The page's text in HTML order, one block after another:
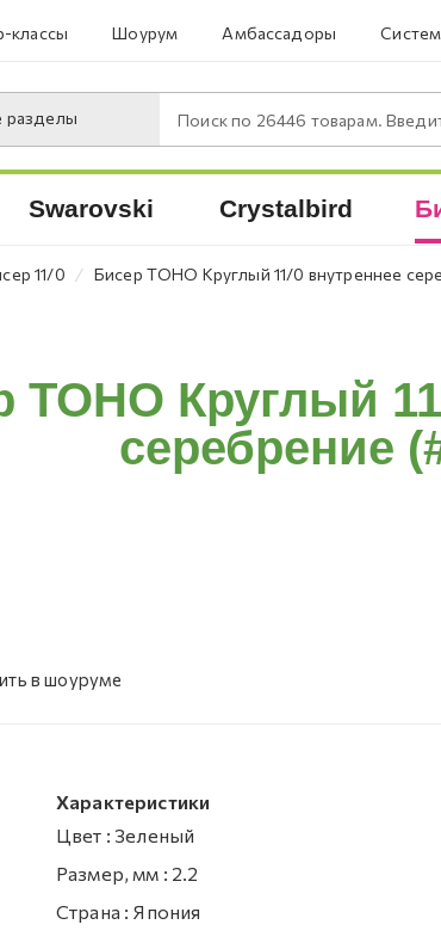
классы Шоурум Амбассадоры
разделы Поиск по 26446 товарам. Введите
Swarovski Crystalbird
11/0 ⁄ Бисер TOHO Круглый 11/0 внутреннее
TOHO Круглый
серебрение
в шоуруме
Характеристики
Цвет : Зеленый
Размер, мм : 2.2
Страна : Япония